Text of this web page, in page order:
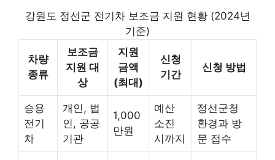
강원도 정선군 전기차 보조금 지원 현황 (2024년
기준)
차량
종류
보조금
지원 대
상
지원
금액
(최대)
신청
기간
신청 방법
승용
전기
차
개인, 법
인, 공공
기관
1,000
만원
예산
소진
시까지
정선군청
환경과 방
문 접수